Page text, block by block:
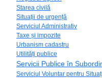
Starea civilă
Situații de urgență
Serviciul Administrativ
Taxe și impozite
Urbanism cadastru
Utilități publice
Servicii Publice în
Serviciul Voluntar pentru